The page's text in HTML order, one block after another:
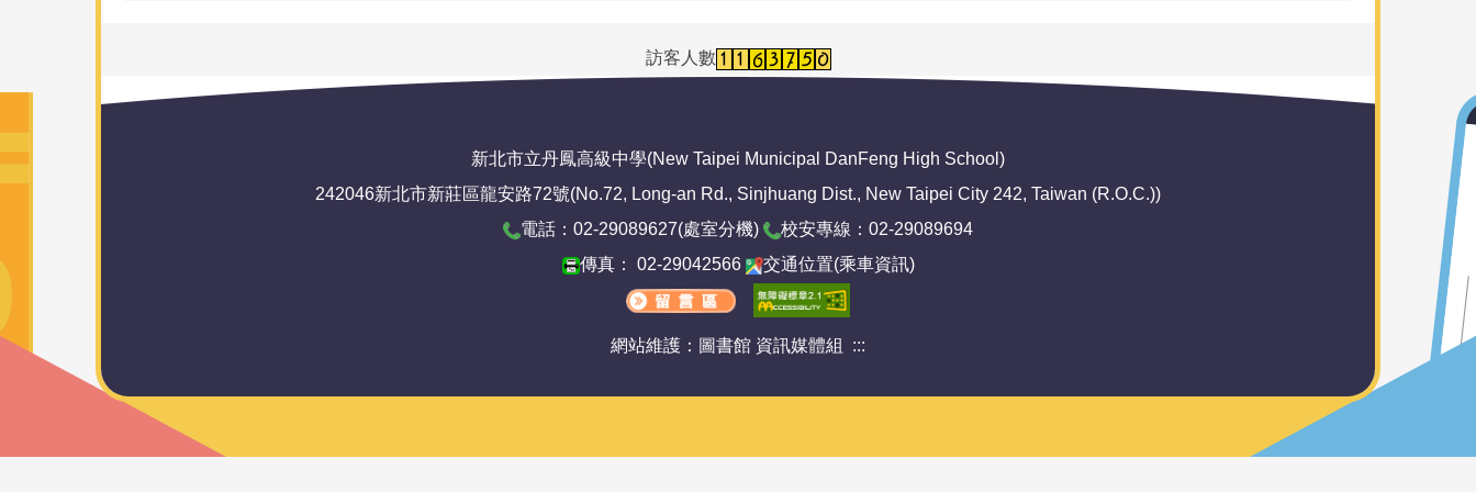
訪客人數
新北市立丹鳳高級中學(New Taipei Municipal DanFeng High School)
242046新北市新莊區龍安路72號(No.72, Long-an Rd., Sinjhuang Dist., New Taipei City 242, Taiwan (R.O.C.))
電話：02-29089627(處室分機)
校安專線：02-29089694
傳真： 02-29042566
交通位置(乘車資訊)
網站維護：圖書館 資訊媒體組 :::